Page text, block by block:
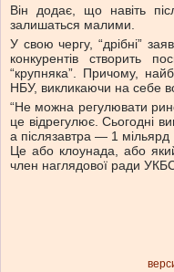
Він додає, що навіть
залишаться малими.
У свою чергу, “дрібні”
конкурентів створить
“крупняка”. Причому,
НБУ, викликаючи на себе
“Не можна регулювати
це відрегулює. Сьогодні
а післязавтра — 1
Це або клоунада, або
член наглядової ради